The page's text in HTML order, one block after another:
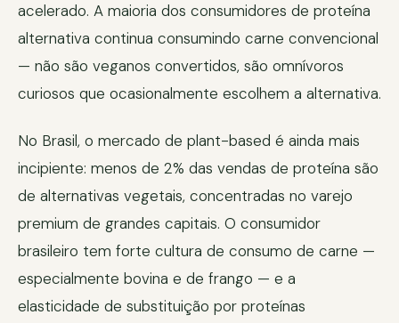
acelerado. A maioria dos consumidores de proteína
alternativa continua consumindo carne convencional
— não são veganos convertidos, são omnívoros
curiosos que ocasionalmente escolhem a alternativa.
No Brasil, o mercado de plant-based é ainda mais
incipiente: menos de 2% das vendas de proteína são
de alternativas vegetais, concentradas no varejo
premium de grandes capitais. O consumidor
brasileiro tem forte cultura de consumo de carne —
especialmente bovina e de frango — e a
elasticidade de substituição por proteínas